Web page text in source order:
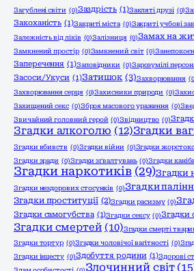
Загублені світи (0)Заздрість (1)Закляті друзі (0)
Закоханість (1)Закриті міста (0)Закриті учбові
Залежність від ліків (0)Залізниця (0)Замах на
Замкнений простір (0)Замкнений світ (0)
Заперечення (1)Заповідники (0)Зарозумілі
Засоси/Укуси (1)Затишок (3)Захворювання
Захворювання серця (0)Захисники природи (0)
Захищений секс (0)Зброя масового ураження (0)
Звичайний головний герой (0)Звідництво (0)
Згадки алкоголю (12)Згадки
Згадки вбивств (0)Згадки війни (0)Згадки
Згадки зради (0)Згадки зґвалтувань (0)Згадки
Згадки наркотиків (29)Згадки
Згадки нездорових стосунків (0)Згадки
Згадки проституції (2)Згадки расизму (0)
Згадки самогубства (1)Згадки сексу (0)Згадки
Згадки смертей (10)Згадки смерті
Згадки тортур (0)Згадки чоловічої вагітності (0)
Згадки інцесту (0)Здобуття родини (1)Здорові
Злочинний світ